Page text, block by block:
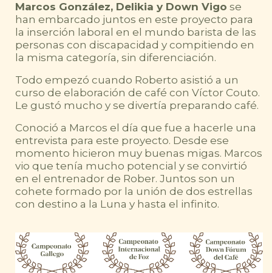
Marcos González, Delikia y Down Vigo se
han embarcado juntos en este proyecto para
la inserción laboral en el mundo barista de las
personas con discapacidad y compitiendo en
la misma categoría, sin diferenciación.
Todo empezó cuando Roberto asistió a un
curso de elaboración de café con Víctor Couto.
Le gustó mucho y se divertía preparando café.
Conoció a Marcos el día que fue a hacerle una
entrevista para este proyecto. Desde ese
momento hicieron muy buenas migas. Marcos
vio que tenía mucho potencial y se convirtió
en el entrenador de Rober. Juntos son un
cohete formado por la unión de dos estrellas
con destino a la Luna y hasta el infinito.